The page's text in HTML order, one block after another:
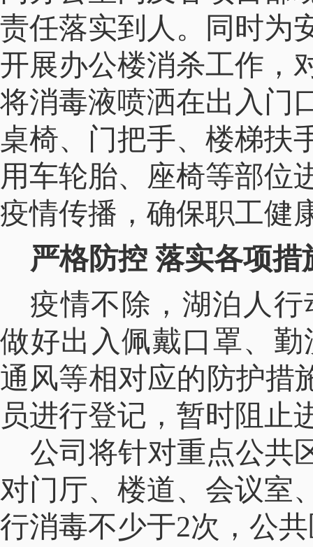
责任落实到人。同时为
开展办公楼消杀工作，
将消毒液喷洒在出入门
桌椅、门把手、楼梯扶
用车轮胎、座椅等部位
疫情传播，确保职工健
严格防控 落实各项措
疫情不除，湖泊人
做好出入佩戴口罩、
通风等相对应的防护措
员进行登记，暂时阻止
公司将针对重点公共
对门厅、楼道、会议室
行消毒不少于2次，公